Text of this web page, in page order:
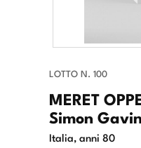
LOTTO N. 100
MERET
Simon
Italia, anni 80